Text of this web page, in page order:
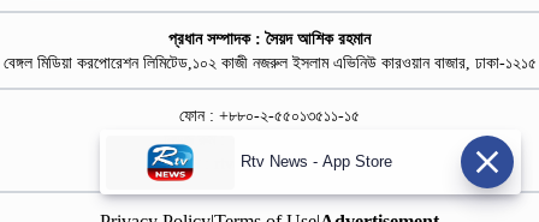
প্রধান সম্পাদক : সৈয়দ আশিক রহমান
বেঙ্গল মিডিয়া করপোরেশন লিমিটেড,১০২ কাজী নজরুল ইসলাম এভিনিউ কারওয়ান বাজার, ঢাকা-১২১৫
ফোন : +৮৮০-২-৫৫০১৩৫১১-১৫
নিউজ রুম : +৮৮০-১৮৭৮১৮৪৩৬৯-৭০
বিজ্ঞাপন :
rtvdigitalad@gmail.com
Rtv News - App Store